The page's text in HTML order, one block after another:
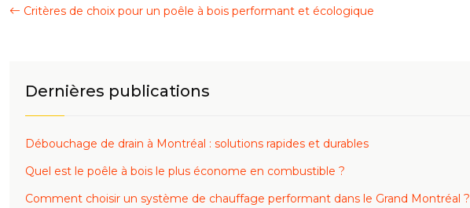
Critères de choix pour un poêle à bois performant et écologique
Dernières publications
Débouchage de drain à Montréal : solutions rapides et durables
Quel est le poêle à bois le plus économe en combustible ?
Comment choisir un système de chauffage performant dans le Grand Montréal ?